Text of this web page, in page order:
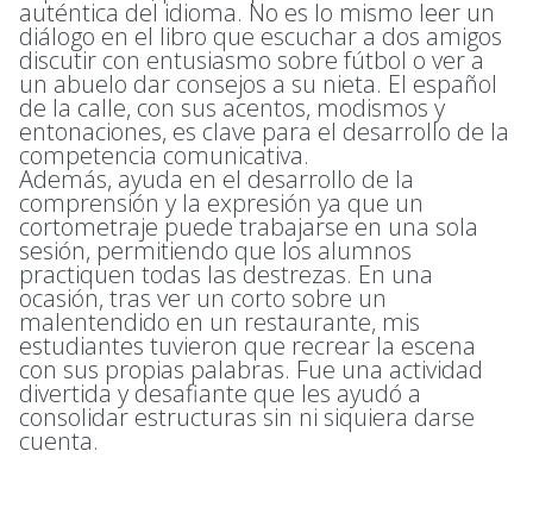
auténtica del idioma. No es lo mismo leer un
diálogo en el libro que escuchar a dos amigos
discutir con entusiasmo sobre fútbol o ver a
un abuelo dar consejos a su nieta. El español
de la calle, con sus acentos, modismos y
entonaciones, es clave para el desarrollo de la
competencia comunicativa.
Además, ayuda en el desarrollo de la
comprensión y la expresión ya que un
cortometraje puede trabajarse en una sola
sesión, permitiendo que los alumnos
practiquen todas las destrezas. En una
ocasión, tras ver un corto sobre un
malentendido en un restaurante, mis
estudiantes tuvieron que recrear la escena
con sus propias palabras. Fue una actividad
divertida y desafiante que les ayudó a
consolidar estructuras sin ni siquiera darse
cuenta.